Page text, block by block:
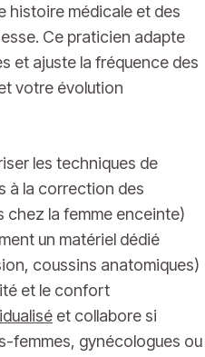
histoire médicale et des
Ce praticien adapte
et ajuste la fréquence des
votre évolution
les techniques de
à la correction des
chez la femme enceinte)
un matériel dédié
coussins anatomiques)
et le confort
et collabore si
femmes, gynécologues ou